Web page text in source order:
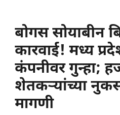
बोगस सोयाबीन
कारवाई! मध्य
कंपनीवर गुन्हा;
शेतकऱ्यांच्या
मागणी